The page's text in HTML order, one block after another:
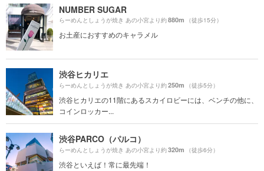
NUMBER SUGAR
らーめんとしょうが焼き あの小宮より約880m （徒歩15分）
お土産におすすめのキャラメル
渋谷ヒカリエ
らーめんとしょうが焼き あの小宮より約250m （徒歩5分）
渋谷ヒカリエの11階にあるスカイロビーには、ベンチの他に、
コインロッカー...
渋谷PARCO（パルコ）
らーめんとしょうが焼き あの小宮より約320m （徒歩6分）
渋谷といえば！常に最先端！